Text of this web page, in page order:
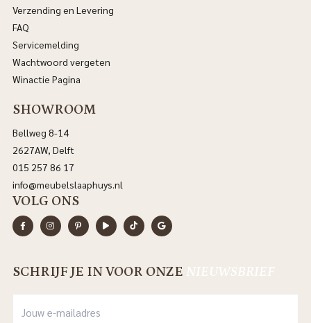
Verzending en Levering
FAQ
Servicemelding
Wachtwoord vergeten
Winactie Pagina
SHOWROOM
Bellweg 8-14
2627AW, Delft
015 257 86 17
info@meubelslaaphuys.nl
VOLG ONS
SCHRIJF JE IN VOOR ONZE NIEUWSBRIEF